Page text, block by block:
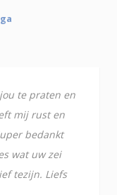
te praten en
mij rust en
bedankt
wat uw zei
tezijn. Liefs